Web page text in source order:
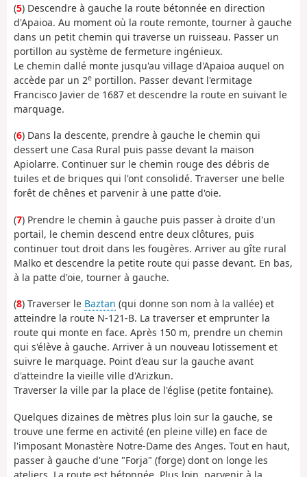
(5) Descendre à gauche la route bétonnée en direction
d'Apaioa. Au moment où la route remonte, tourner à gauche
dans un petit chemin qui traverse un ruisseau. Passer un
portillon au système de fermeture ingénieux.
Le chemin dallé monte jusqu'au village d'Apaioa auquel on
accède par un 2e portillon. Passer devant l'ermitage
Francisco Javier de 1687 et descendre la route en suivant le
marquage.
(6) Dans la descente, prendre à gauche le chemin qui
dessert une Casa Rural puis passe devant la maison
Apiolarre. Continuer sur le chemin rouge des débris de
tuiles et de briques qui l'ont consolidé. Traverser une belle
forêt de chênes et parvenir à une patte d'oie.
(7) Prendre le chemin à gauche puis passer à droite d'un
portail, le chemin descend entre deux clôtures, puis
continuer tout droit dans les fougères. Arriver au gîte rural
Malko et descendre la petite route qui passe devant. En bas,
à la patte d'oie, tourner à gauche.
(8) Traverser le Baztan (qui donne son nom à la vallée) et
atteindre la route N-121-B. La traverser et emprunter la
route qui monte en face. Après 150 m, prendre un chemin
qui s'élève à gauche. Arriver à un nouveau lotissement et
suivre le marquage. Point d'eau sur la gauche avant
d'atteindre la vieille ville d'Arizkun.
Traverser la ville par la place de l'église (petite fontaine).
Quelques dizaines de mètres plus loin sur la gauche, se
trouve une ferme en activité (en pleine ville) en face de
l'imposant Monastère Notre-Dame des Anges. Tout en haut,
passer à gauche d'une "Forja" (forge) dont on longe les